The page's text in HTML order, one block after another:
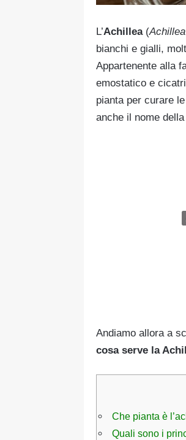
L’Achillea(
bianchi e gialli,
Appartenente alla
emostatico e
pianta per curare
anche il nome
Andiamo allora a
cosa serve la
Che pianta è
Quali sono i